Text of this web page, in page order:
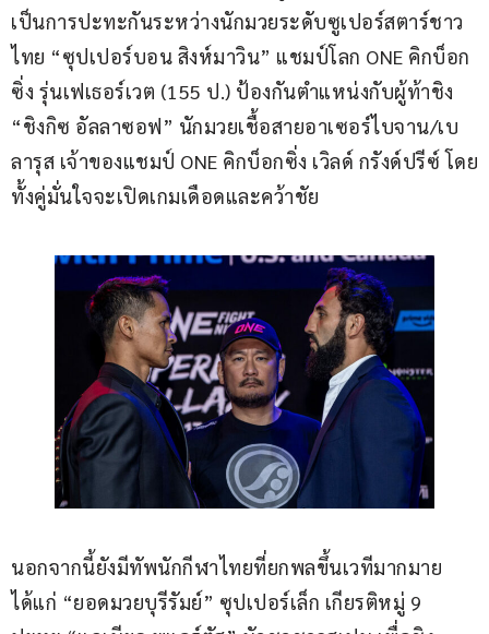
เป็นการปะทะกันระหว่างนักมวยระดับซูเปอร์สตาร์ชาว
ไทย “ซุปเปอร์บอน สิงห์มาวิน” แชมป์โลก ONE คิกบ็อก
ซิ่ง รุ่นเฟเธอร์เวต (155 ป.) ป้องกันตำแหน่งกับผู้ท้าชิง
“ชิงกิซ อัลลาซอฟ” นักมวยเชื้อสายอาเซอร์ไบจาน/เบ
ลารุส เจ้าของแชมป์ ONE คิกบ็อกซิ่ง เวิลด์ กรังด์ปรีซ์ โดย
ทั้งคู่มั่นใจจะเปิดเกมเดือดและคว้าชัย
นอกจากนี้ยังมีทัพนักกีฬาไทยที่ยกพลขึ้นเวทีมากมาย
ได้แก่ “ยอดมวยบุรีรัมย์” ซุปเปอร์เล็ก เกียรติหมู่ 9